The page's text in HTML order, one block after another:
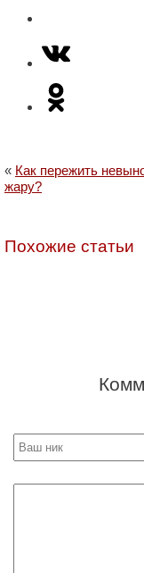
« Как пережить
жару?
Похожие статьи